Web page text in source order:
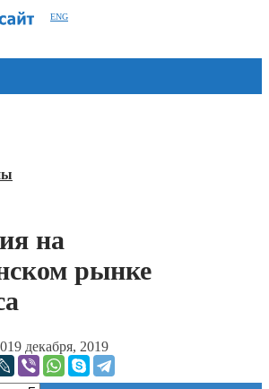
ENG
на
рынке
19 декабря, 2019